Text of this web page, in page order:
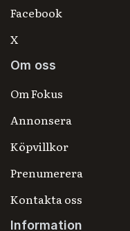
Facebook
X
Om oss
Om Fokus
Annonsera
Köpvillkor
Prenumerera
Kontakta oss
Information